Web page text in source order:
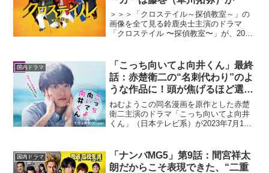
＞＞＞「クロステイル～探偵教室～」の
画像を全て見る鈴鹿央士主演のドラマ
「クロステイル 〜探偵教室〜」が、2022
弘幸のオリジナル脚本で贈る本作は、突
然失踪した父親を捜す...
国内ドラマ
「こっち向いてよ向井くん」最終
話：赤楚衛二の“名刺代わり”のよ
うな作品に！頭が焦げるほど選択
肢がある幸せに気づかせてくれた
ねむようこの同名漫画を原作とした赤楚
衛二主演のドラマ「こっち向いてよ向井
くん」（日本テレビ系）が2023年7月12
く、仕事もできるのに10年間彼女がいな
い30代の男性...
国内ドラマ
「ナンバMG5」第9話：間宮祥太
朗だからこそ表現できた、“二重